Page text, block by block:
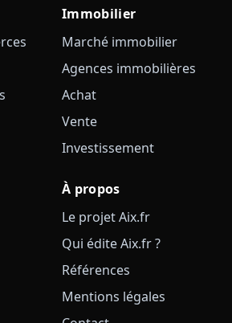
Immobilier
Marché immobilier
Agences immobilières
Achat
Vente
Investissement
À propos
Le projet Aix.fr
Qui édite Aix.fr ?
Références
Mentions légales